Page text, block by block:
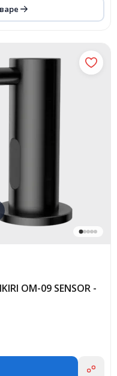
OM-09 SENSOR -